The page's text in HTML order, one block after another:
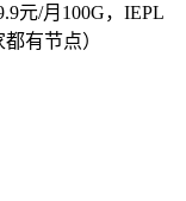
元/月100G，IEPL
有节点）